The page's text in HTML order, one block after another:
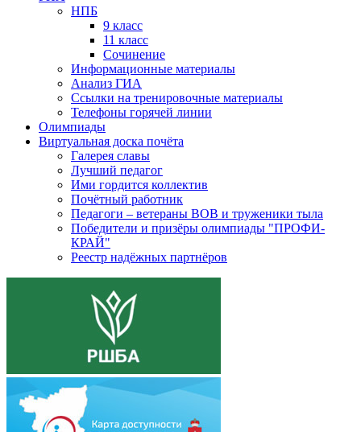
НПБ
9 класс
11 класс
Сочинение
Информационные материалы
Анализ ГИА
Ссылки на тренировочные материалы
Телефоны горячей линии
Олимпиады
Виртуальная доска почёта
Галерея славы
Лучший педагог
Ими гордится коллектив
Почётный работник
Педагоги – ветераны ВОВ и труженики тыла
Победители и призёры олимпиады "ПРОФИ-
КРАЙ"
Реестр надёжных партнёров